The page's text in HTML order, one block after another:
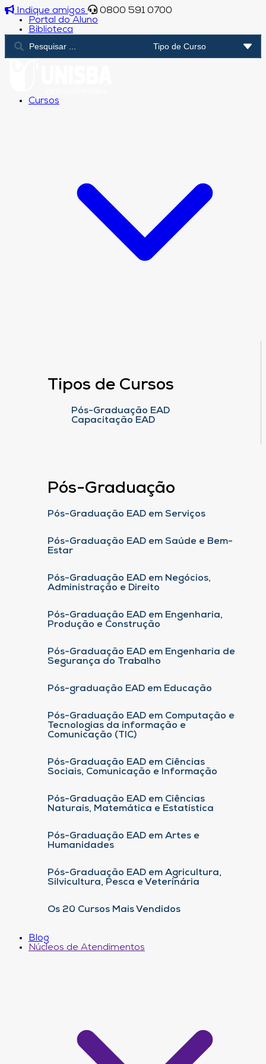
Indique amigos
0800 591 0700
Portal do Aluno
Biblioteca
Cursos
Tipos de Cursos
Pós-Graduação EAD
Capacitação EAD
Pós-Graduação
Pós-Graduação EAD em Serviços
Pós-Graduação EAD em Saúde e Bem-
Estar
Pós-Graduação EAD em Negócios,
Administração e Direito
Pós-Graduação EAD em Engenharia,
Produção e Construção
Pós-Graduação EAD em Engenharia de
Segurança do Trabalho
Pós-graduação EAD em Educação
Pós-Graduação EAD em Computação e
Tecnologias da informação e
Comunicação (TIC)
Pós-Graduação EAD em Ciências
Sociais, Comunicação e Informação
Pós-Graduação EAD em Ciências
Naturais, Matemática e Estatística
Pós-Graduação EAD em Artes e
Humanidades
Pós-Graduação EAD em Agricultura,
Silvicultura, Pesca e Veterinária
Os 20 Cursos Mais Vendidos
Blog
Núcleos de Atendimentos